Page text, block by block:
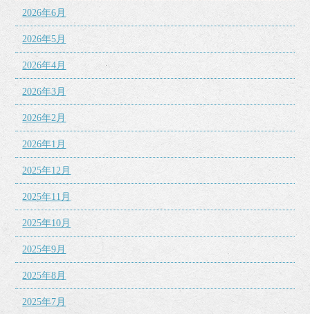
2026年6月
2026年5月
2026年4月
2026年3月
2026年2月
2026年1月
2025年12月
2025年11月
2025年10月
2025年9月
2025年8月
2025年7月